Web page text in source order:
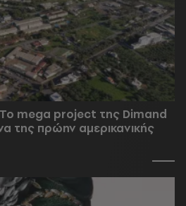
mega project της Dimand
της πρώην αμερικανικής